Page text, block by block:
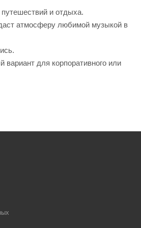
и отдыха.
атмосферу любимой музыкой в
для корпоративного или